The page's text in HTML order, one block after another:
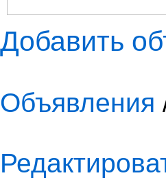
Добавить
Объявления